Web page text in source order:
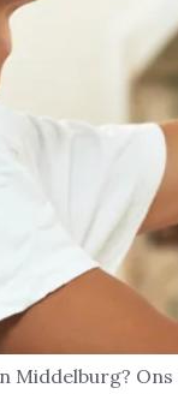
Middelburg?